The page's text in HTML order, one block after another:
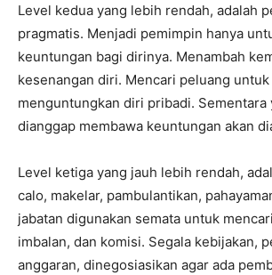
Level kedua yang lebih rendah, adalah
pragmatis. Menjadi pemimpin hanya
keuntungan bagi dirinya. Menambah
kesenangan diri. Mencari peluang
menguntungkan diri pribadi. Sementara
dianggap membawa keuntungan akan
Level ketiga yang jauh lebih rendah,
calo, makelar, pambulantikan,
jabatan digunakan semata untuk
imbalan, dan komisi. Segala kebijakan,
anggaran, dinegosiasikan agar ada